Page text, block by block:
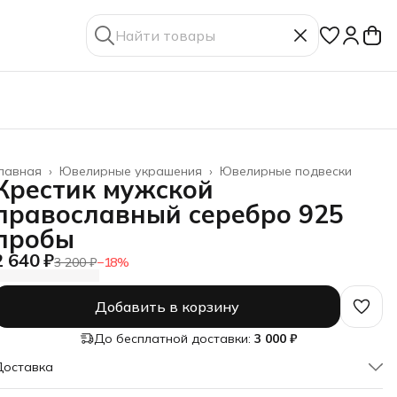
Ювелирные подвески
Ювелирные украшения ›
›
мужской
серебро 925
640 ₽3 200 ₽−18%
Добавить в корзину
До бесплатной доставки: 3 000 ₽